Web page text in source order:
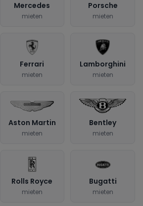
Mercedes
mieten
Porsche
mieten
Ferrari
mieten
Lamborghini
mieten
Aston Martin
mieten
Bentley
mieten
Rolls Royce
mieten
Bugatti
mieten